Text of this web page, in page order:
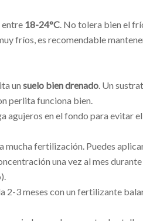
entre 18-24°C. No tolera bien el
fríos, es recomendable
un suelo bien drenado. Un
perlita funciona bien.
agujeros en el fondo para evitar
mucha fertilización. Puedes
una vez al mes
2-3 meses con un fertilizante